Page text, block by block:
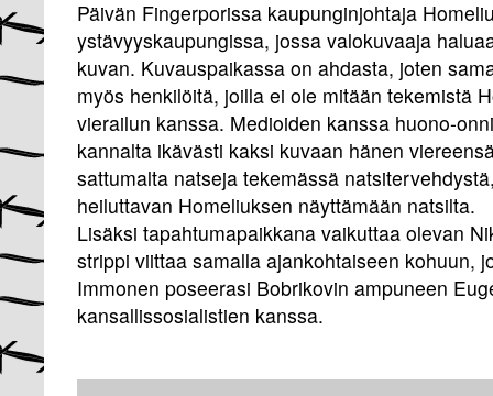
Päivän Fingerporissa kaupunginjohtaja
ystävyyskaupungissa, jossa valokuvaaja
kuvan. Kuvauspaikassa on ahdasta, joten
myös henkilöitä, joilla ei ole mitään tekemistä
vierailun kanssa. Medioiden kanssa huono-
kannalta ikävästi kaksi kuvaan hänen
sattumalta natseja tekemässä
heiluttavan Homeliuksen näyttämään natsilta.
Lisäksi tapahtumapaikkana vaikuttaa olevan
strippi viittaa samalla ajankohtaiseen kohuun,
Immonen poseerasi Bobrikovin ampuneen
kansallissosialistien kanssa.